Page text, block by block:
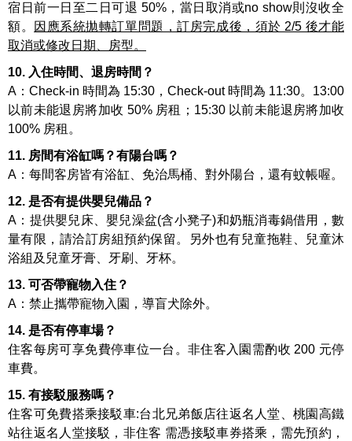
宿日前一日至二日可退 50%，當日取消或no show則沒收全
額。
因應系統拋轉訂單問題，訂房完成後，須於 2/5 後才能
取消或修改日期、房型。
10. 入住時間、退房時間？
A：Check-in 時間為 15:30，Check-out 時間為 11:30。13:00
以前未能退房將加收 50% 房租；15:30 以前未能退房將加收
100% 房租。
11. 房間有浴缸嗎？有陽台嗎？
A：每間客房皆有浴缸、免治馬桶、對外陽台，還有蚊帳喔。
12. 是否有提供嬰兒備品？
A：提供嬰兒床、嬰兒澡盆(含小凳子)和奶瓶消毒鍋借用，數
量有限，請洽訂房組預約保留。另外也有兒童拖鞋、兒童沐
浴組及兒童牙膏、牙刷、牙杯。
13. 可否帶寵物入住？
A：禁止攜帶寵物入園，導盲犬除外。
14. 是否有停車場？
住客每房可享免費停車位一台。非住客入園需酌收 200 元停
車費。
15. 有接駁服務嗎？
住客可免費搭乘接駁車:台北兄弟飯店往返名人堂、桃園高鐵
站往返名人堂接駁，非住客 需憑接駁車券搭乘，需先預約，